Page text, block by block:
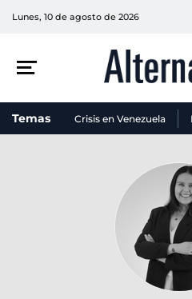
Lunes, 10 de agosto de 2026
Temas Crisis en Venezuela